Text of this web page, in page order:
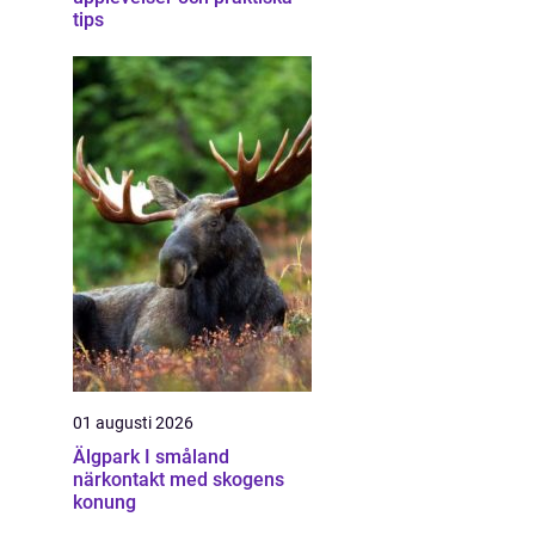
tips
01 augusti 2026
Älgpark I småland
närkontakt med skogens
konung